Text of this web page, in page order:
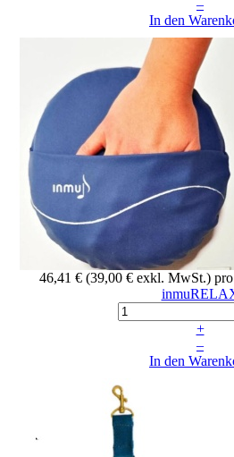
–
In den
46,41 € (39,00 € exkl. MwSt.)
+
–
In den